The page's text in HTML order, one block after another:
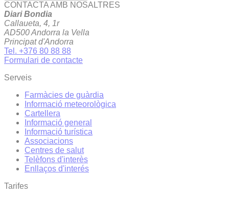
CONTACTA AMB NOSALTRES
Diari Bondia
Callaueta, 4, 1r
AD500 Andorra la Vella
Principat d'Andorra
Tel. +376 80 88 88
Formulari de contacte
Serveis
Farmàcies de guàrdia
Informació meteorològica
Cartellera
Informació general
Informació turística
Associacions
Centres de salut
Telèfons d'interès
Enllaços d'interés
Tarifes